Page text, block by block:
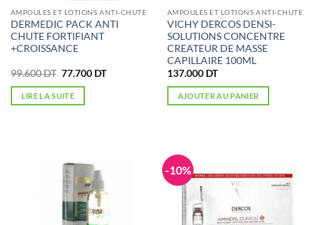
AMPOULES ET LOTIONS ANTI-CHUTE
DERMEDIC PACK ANTI
CHUTE FORTIFIANT
+CROISSANCE
99.600DT Le
initial
était :
77.700 DTLe
LIRE LA SUITE
AMPOULES ET LOTIONS ANTI-CHUTE
VICHY DERCOS DENSI-
SOLUTIONS CONCENTRE
CREATEUR DE MASSE
CAPILLAIRE 100ML
137.000 DT
AJOUTER AU PANIER
-10%